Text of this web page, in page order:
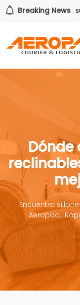
Breaking News
también tiene sus
Dónde
Encuentra
Aeropaq.